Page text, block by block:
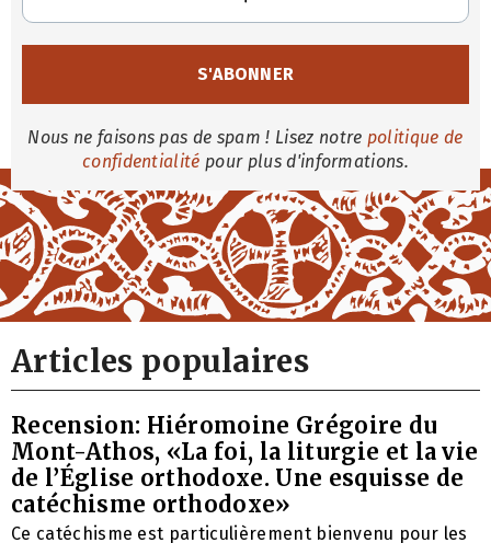
Nous ne faisons pas de spam ! Lisez notre politique de
confidentialité pour plus d'informations.
Articles populaires
Recension: Hiéromoine Grégoire du
Mont-Athos, «La foi, la liturgie et la vie
de l’Église orthodoxe. Une esquisse de
catéchisme orthodoxe»
Ce catéchisme est particulièrement bienvenu pour les